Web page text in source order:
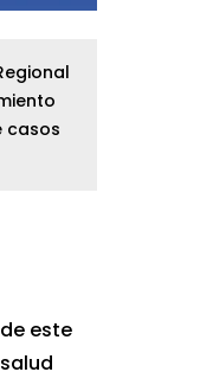
casos
este